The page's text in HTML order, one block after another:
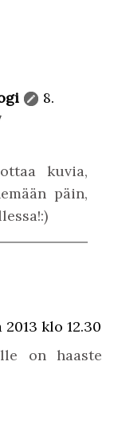
8.
kuvia,
päin,
klo 12.30
on haaste